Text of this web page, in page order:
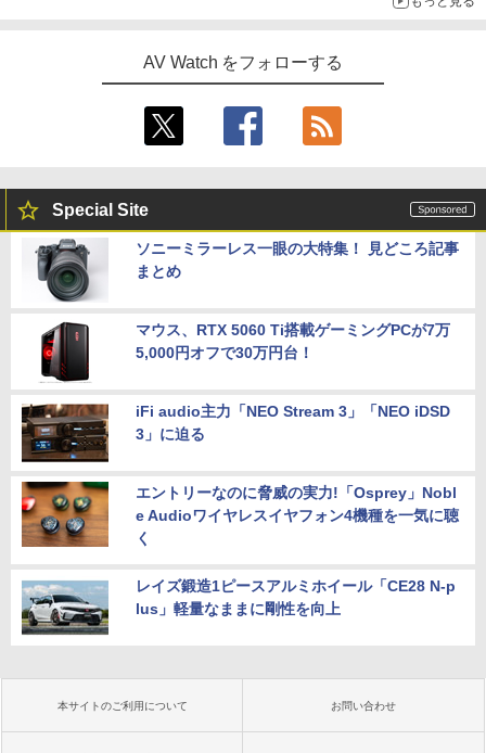
AV Watch をフォローする
Special Site
ソニーミラーレス一眼の大特集！ 見どころ記事
まとめ
マウス、RTX 5060 Ti搭載ゲーミングPCが7万
5,000円オフで30万円台！
iFi audio主力「NEO Stream 3」「NEO iDSD
3」に迫る
エントリーなのに脅威の実力!「Osprey」Nobl
e Audioワイヤレスイヤフォン4機種を一気に聴
く
レイズ鍛造1ピースアルミホイール「CE28 N-p
lus」軽量なままに剛性を向上
本サイトのご利用について お問い合わせ